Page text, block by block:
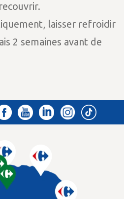
laisser refroidir
2 semaines avant de